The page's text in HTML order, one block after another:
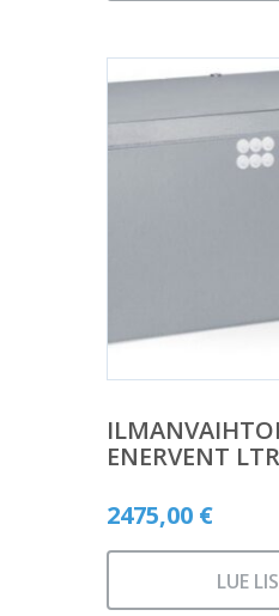
ENERVENT
2475,00 €
LUE